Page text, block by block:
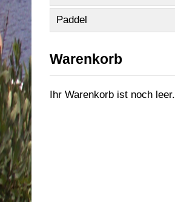
Paddel
Warenkorb
Ihr Warenkorb ist noch leer.